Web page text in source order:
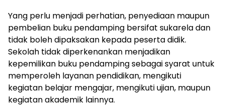
Yang perlu menjadi perhatian, penyediaan maupun
pembelian buku pendamping bersifat sukarela dan
tidak boleh dipaksakan kepada peserta didik.
Sekolah tidak diperkenankan menjadikan
kepemilikan buku pendamping sebagai syarat untuk
memperoleh layanan pendidikan, mengikuti
kegiatan belajar mengajar, mengikuti ujian, maupun
kegiatan akademik lainnya.